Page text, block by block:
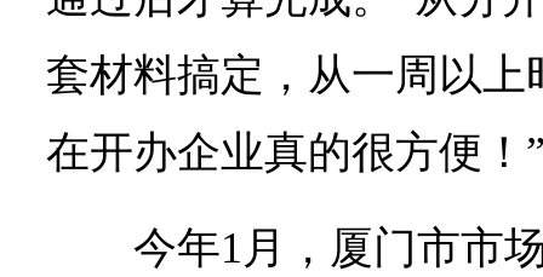
套材料搞定，从一周以
在开办企业真的很方便！
今年1月，厦门市市